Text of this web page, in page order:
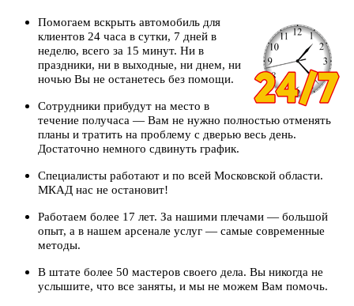
Помогаем вскрыть автомобиль для
клиентов 24 часа в сутки, 7 дней в
неделю, всего за 15 минут. Ни в
праздники, ни в выходные, ни днем, ни
ночью Вы не останетесь без помощи.
Сотрудники прибудут на место в
течение получаса — Вам не нужно полностью отменять
планы и тратить на проблему с дверью весь день.
Достаточно немного сдвинуть график.
Специалисты работают и по всей Московской области.
МКАД нас не остановит!
Работаем более 17 лет. За нашими плечами — большой
опыт, а в нашем арсенале услуг — самые современные
методы.
В штате более 50 мастеров своего дела. Вы никогда не
услышите, что все заняты, и мы не можем Вам помочь.